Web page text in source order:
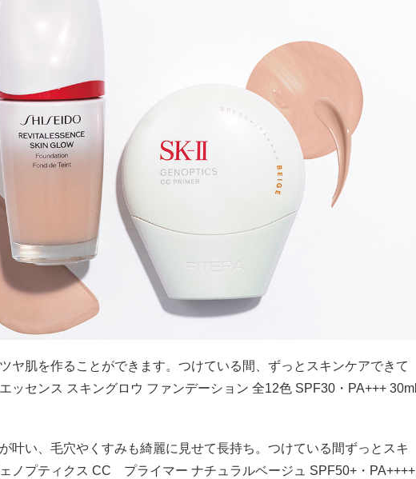
ヤ肌を作ることができます。つけている間、ずっとスキンケアできて
ッセンス スキングロウ ファンデーション 全12色 SPF30・PA+++ 30ml
叶い、毛穴やくすみも綺麗に見せて長持ち。つけている間ずっとスキ
ノプティクス CC プライマー ナチュラルベージュ SPF50+・PA++++